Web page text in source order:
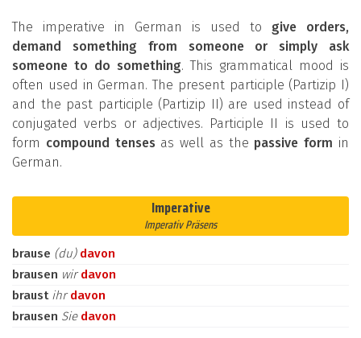
The imperative in German is used to give orders,
demand something from someone or simply ask
someone to do something. This grammatical mood is
often used in German. The present participle (Partizip I)
and the past participle (Partizip II) are used instead of
conjugated verbs or adjectives. Participle II is used to
form compound tenses as well as the passive form in
German.
Imperative
Imperativ Präsens
brause (du) davon
brausen wirdavon
braust ihrdavon
brausen Sie davon